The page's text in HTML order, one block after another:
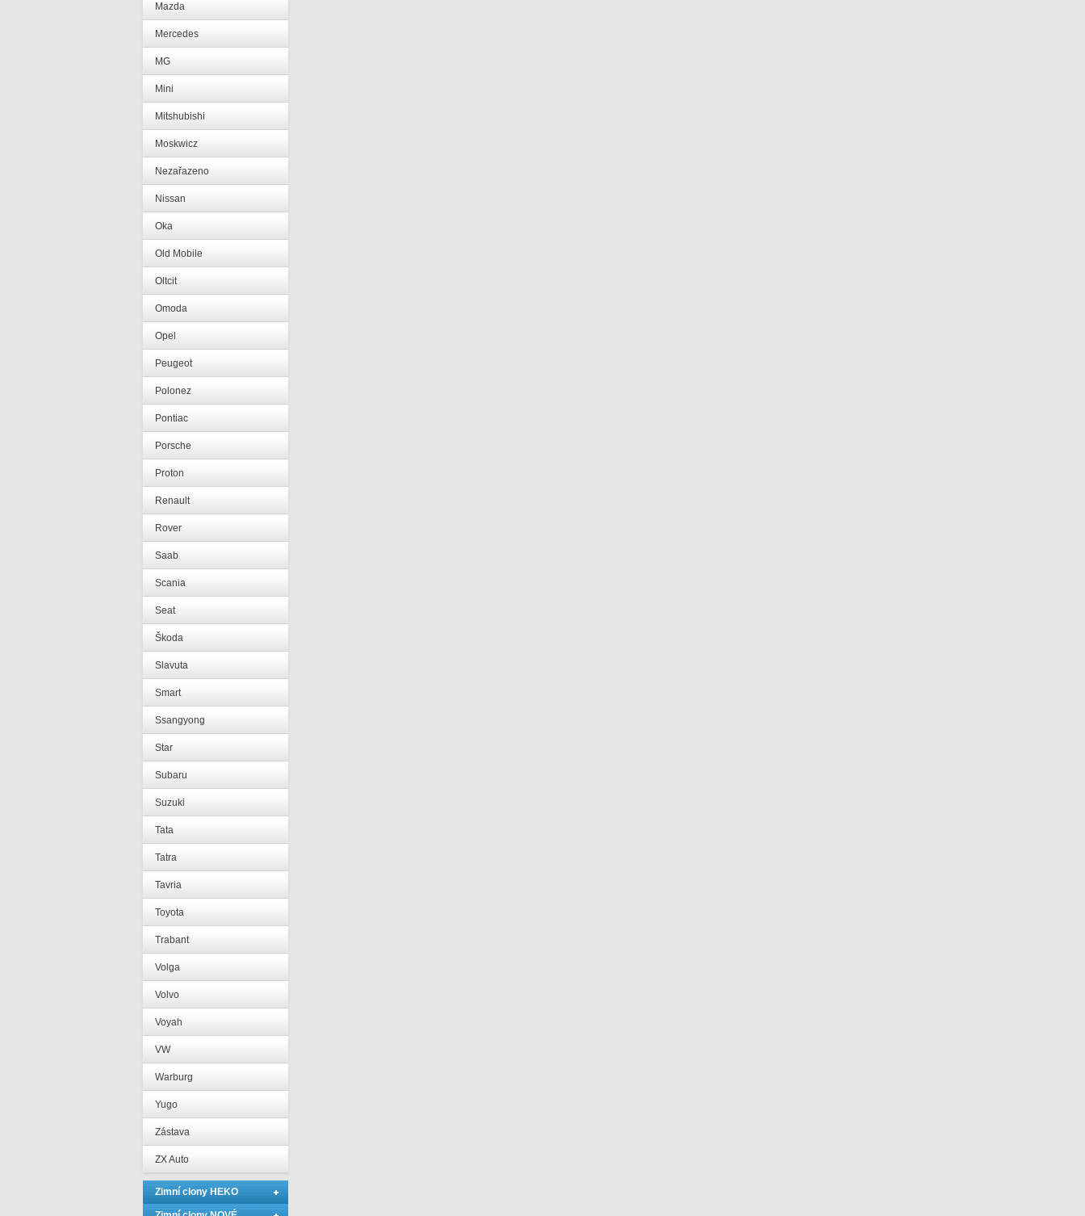
Mazda
Mercedes
MG
Mini
Mitshubishi
Moskwicz
Nezařazeno
Nissan
Oka
Old Mobile
Oltcit
Omoda
Opel
Peugeot
Polonez
Pontiac
Porsche
Proton
Renault
Rover
Saab
Scania
Seat
Škoda
Slavuta
Smart
Ssangyong
Star
Subaru
Suzuki
Tata
Tatra
Tavria
Toyota
Trabant
Volga
Volvo
Voyah
VW
Warburg
Yugo
Zástava
ZX Auto
Zimní clony HEKO